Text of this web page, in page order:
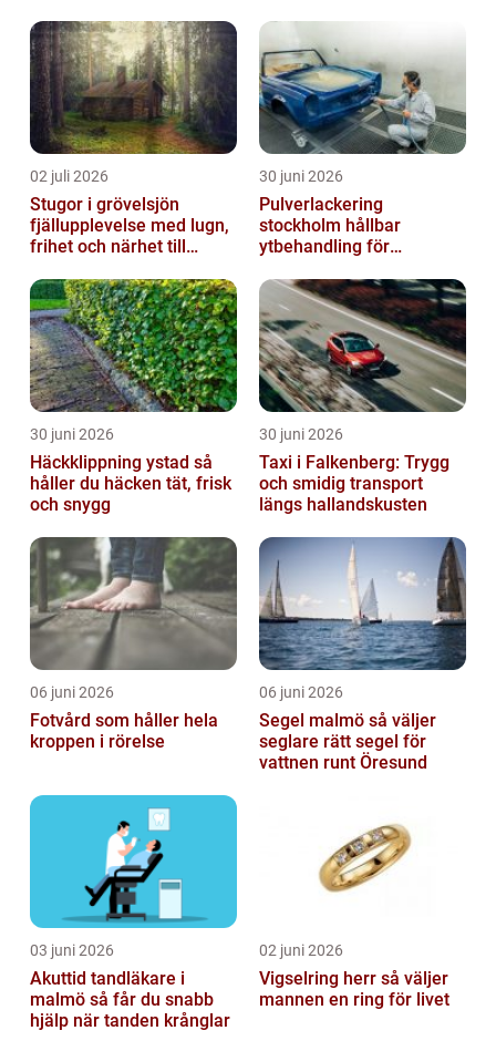
02 juli 2026
Stugor i grövelsjön
fjällupplevelse med lugn,
frihet och närhet till
30 juni 2026
Pulverlackering
stockholm hållbar
ytbehandling för
30 juni 2026
Häckklippning ystad så
håller du häcken tät, frisk
och snygg
30 juni 2026
Taxi i Falkenberg: Trygg
och smidig transport
längs hallandskusten
06 juni 2026
Fotvård som håller hela
kroppen i rörelse
06 juni 2026
Segel malmö så väljer
seglare rätt segel för
vattnen runt Öresund
03 juni 2026
Akuttid tandläkare i
malmö så får du snabb
hjälp när tanden krånglar
02 juni 2026
Vigselring herr så väljer
mannen en ring för livet